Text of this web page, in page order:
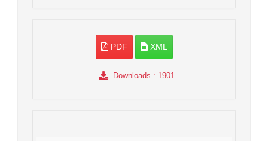
PDF XML
Downloads : 1901